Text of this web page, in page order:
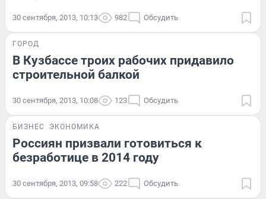
30 сентября, 2013, 10:13 982 Обсудить
ГОРОД
В Кузбассе троих рабочих придавило
строительной балкой
30 сентября, 2013, 10:08 123 Обсудить
БИЗНЕС ЭКОНОМИКА
Россиян призвали готовиться к
безработице в 2014 году
30 сентября, 2013, 09:58 222 Обсудить